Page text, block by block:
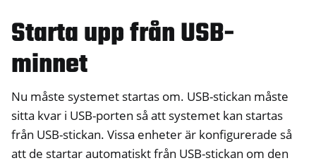
Starta upp från USB-
minnet
Nu måste systemet startas om. USB-stickan måste
sitta kvar i USB-porten så att systemet kan startas
från USB-stickan. Vissa enheter är konfigurerade så
att de startar automatiskt från USB-stickan om den